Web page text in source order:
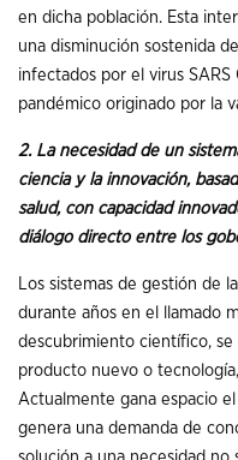
en dicha población. Esta
una disminución sostenida
infectados por el virus
pandémico originado por la
2. La necesidad de un
ciencia y la innovación,
salud, con capacidad
diálogo directo entre los
Los sistemas de gestión de
durante años en el llamado
descubrimiento científico,
producto nuevo o
Actualmente gana espacio
genera una demanda de